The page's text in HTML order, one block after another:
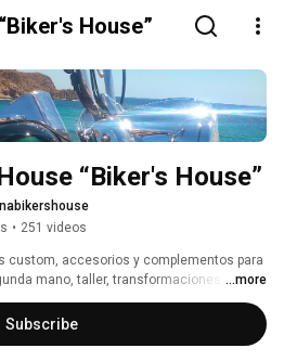
House”
“Biker's House”
• 251 videos
custom, accesorios y complementos para
mano, taller, transformaciones,
de motos, gran exposición de Harleys de
...more
Subscribe